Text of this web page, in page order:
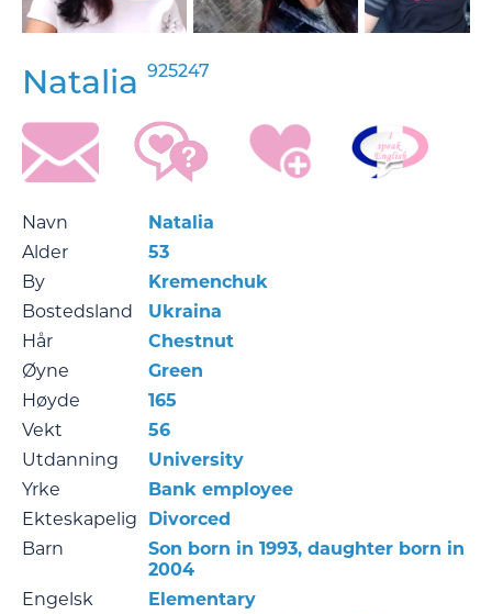
Natalia 925247
Navn
Natalia
Alder
53
By
Kremenchuk
Bostedsland
Ukraina
Hår
Chestnut
Øyne
Green
Høyde
165
Vekt
56
Utdanning
University
Yrke
Bank employee
Ekteskapelig
Divorced
Barn
Son born in 1993, daughter born in
2004
Engelsk
Elementary